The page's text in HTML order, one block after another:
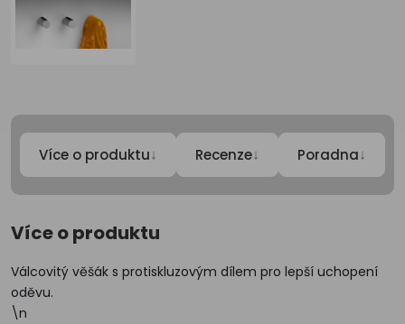
Více o produktu↓ Recenze↓ Poradna↓
Více o produktu
Válcovitý věšák s protiskluzovým dílem pro lepší uchopení
oděvu.
\n